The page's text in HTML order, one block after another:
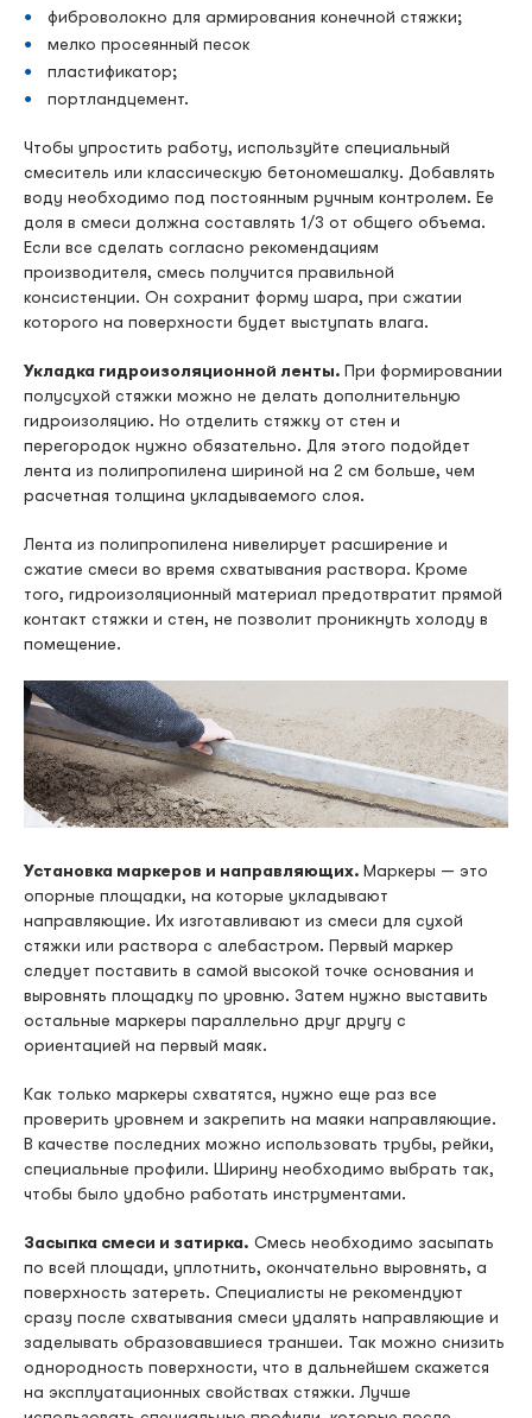
фиброволокно для армирования конечной стяжки;
мелко просеянный песок
пластификатор;
портландцемент.
Чтобы упростить работу, используйте специальный
смеситель или классическую бетономешалку. Добавлять
воду необходимо под постоянным ручным контролем. Ее
доля в смеси должна составлять 1/3 от общего объема.
Если все сделать согласно рекомендациям
производителя, смесь получится правильной
консистенции. Он сохранит форму шара, при сжатии
которого на поверхности будет выступать влага.
Укладка гидроизоляционной ленты. При формировании
полусухой стяжки можно не делать дополнительную
гидроизоляцию. Но отделить стяжку от стен и
перегородок нужно обязательно. Для этого подойдет
лента из полипропилена шириной на 2 см больше, чем
расчетная толщина укладываемого слоя.
Лента из полипропилена нивелирует расширение и
сжатие смеси во время схватывания раствора. Кроме
того, гидроизоляционный материал предотвратит прямой
контакт стяжки и стен, не позволит проникнуть холоду в
помещение.
Установка маркеров и направляющих. Маркеры — это
опорные площадки, на которые укладывают
направляющие. Их изготавливают из смеси для сухой
стяжки или раствора с алебастром. Первый маркер
следует поставить в самой высокой точке основания и
выровнять площадку по уровню. Затем нужно выставить
остальные маркеры параллельно друг другу с
ориентацией на первый маяк.
Как только маркеры схватятся, нужно еще раз все
проверить уровнем и закрепить на маяки направляющие.
В качестве последних можно использовать трубы, рейки,
специальные профили. Ширину необходимо выбрать так,
чтобы было удобно работать инструментами.
Засыпка смеси и затирка. Смесь необходимо засыпать
по всей площади, уплотнить, окончательно выровнять, а
поверхность затереть. Специалисты не рекомендуют
сразу после схватывания смеси удалять направляющие и
заделывать образовавшиеся траншеи. Так можно снизить
однородность поверхности, что в дальнейшем скажется
на эксплуатационных свойствах стяжки. Лучше